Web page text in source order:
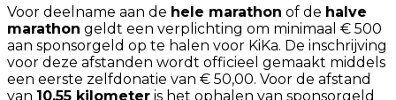
Voor deelname aan de hele marathon of de halve
marathon geldt een verplichting om minimaal € 500
aan sponsorgeld op te halen voor KiKa. De inschrijving
voor deze afstanden wordt officieel gemaakt middels
een eerste zelfdonatie van € 50,00. Voor de afstand
van 10,55 kilometer is het ophalen van sponsorgeld